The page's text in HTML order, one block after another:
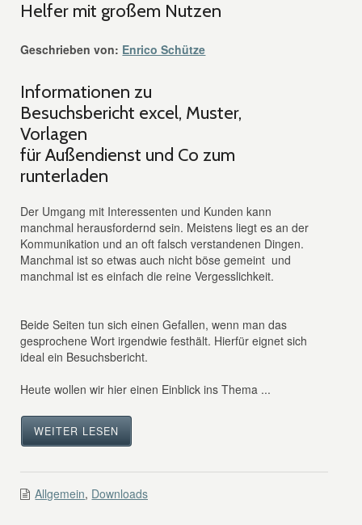
Helfer mit großem Nutzen
Geschrieben von: Enrico Schütze
Informationen zu
Besuchsbericht excel, Muster,
Vorlagen
für Außendienst und Co zum
runterladen
Der Umgang mit Interessenten und Kunden kann
manchmal herausfordernd sein. Meistens liegt es an der
Kommunikation und an oft falsch verstandenen Dingen.
Manchmal ist so etwas auch nicht böse gemeint und
manchmal ist es einfach die reine Vergesslichkeit.
Beide Seiten tun sich einen Gefallen, wenn man das
gesprochene Wort irgendwie festhält. Hierfür eignet sich
ideal ein Besuchsbericht.
Heute wollen wir hier einen Einblick ins Thema ...
WEITER LESEN
Allgemein, Downloads